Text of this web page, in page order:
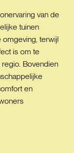
van de
tuinen
omgeving, terwijl
is om te
Bovendien
en